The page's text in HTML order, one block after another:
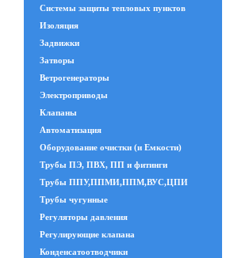
Системы защиты тепловых пунктов
Изоляция
Задвижки
Затворы
Ветрогенераторы
Электроприводы
Клапаны
Автоматизация
Оборудование очистки (и Емкости)
Трубы ПЭ, ПВХ, ПП и фитинги
Трубы ППУ,ППМИ,ППМ,ВУС,ЦПИ
Трубы чугунные
Регуляторы давления
Регулирующие клапана
Конденсатоотводчики